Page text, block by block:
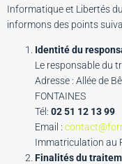
Informatique et Libertés
informons des points
Identité du
Le responsable du
Adresse : Allée de
FONTAINES
Tél: 02 51 12 13 99
Email :
Immatriculation au
Finalités du